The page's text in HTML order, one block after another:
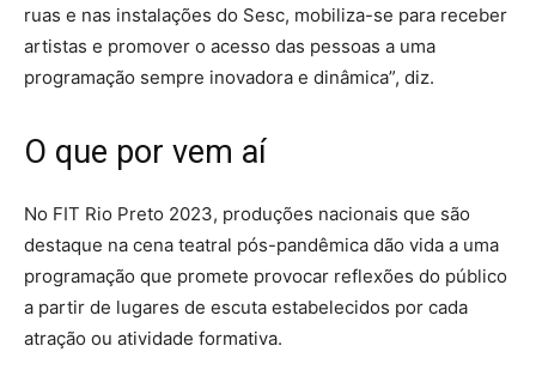
ruas e nas instalações do Sesc, mobiliza-se para receber
artistas e promover o acesso das pessoas a uma
programação sempre inovadora e dinâmica”, diz.
O que por vem aí
No FIT Rio Preto 2023, produções nacionais que são
destaque na cena teatral pós-pandêmica dão vida a uma
programação que promete provocar reflexões do público
a partir de lugares de escuta estabelecidos por cada
atração ou atividade formativa.